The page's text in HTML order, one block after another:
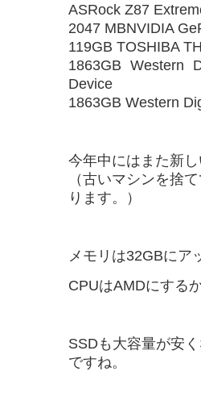
ASRock Z87
2047 MBNVIDIA
119GB TOSHIBA
1863GB Western
Device
1863GB Western
今年中にはまた新
（古いマシンを捨
ります。）
メモリは32GBにア
CPUはAMDにする
SSDも大容量が安
ですね。